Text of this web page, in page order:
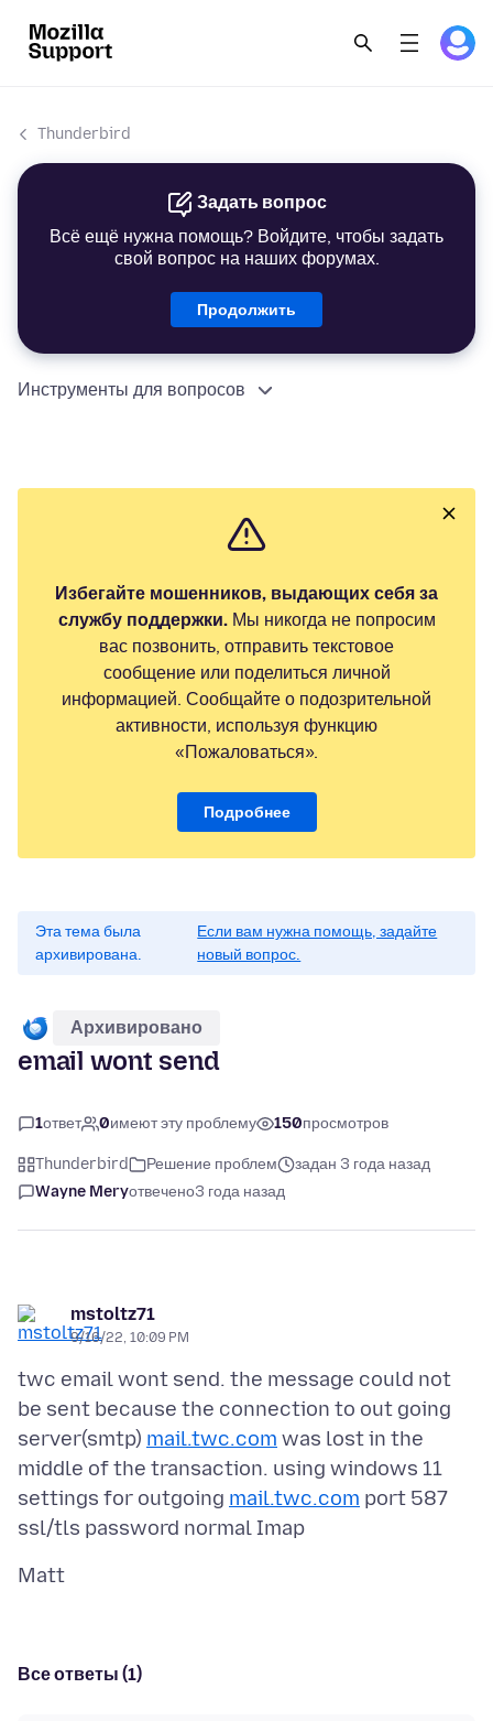
Thunderbird
Задать вопрос
Всё ещё нужна помощь? Войдите, чтобы задать
свой вопрос на наших форумах.
Продолжить
Инструменты для вопросов
Избегайте мошенников, выдающих себя за
службу поддержки.Мы никогда не попросим
вас позвонить, отправить текстовое
сообщение или поделиться личной
информацией. Сообщайте о подозрительной
активности, используя функцию
«Пожаловаться».
Подробнее
Эта тема была
архивирована.
Если вам нужна помощь, задайте
новый вопрос.
Архивировано
email wont send
1ответ 0имеют эту проблему 150просмотров
Thunderbird Решение проблем
задан 3 года назад
Wayne Meryотвечено3 года назад
mstoltz71
9/16/22, 10:09 PM
twc email wont send. the message could not
be sent because the connection to out going
server(smtp) mail.twc.com was lost in the
middle of the transaction. using windows 11
settings for outgoing mail.twc.com port 587
Все ответы (1)